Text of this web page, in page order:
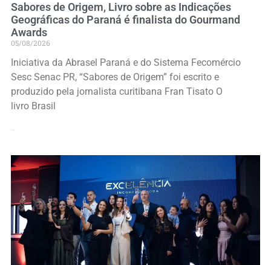
Sabores de Origem, Livro sobre as Indicações
Geográficas do Paraná é finalista do Gourmand
Awards
05/08/2026
Iniciativa da Abrasel Paraná e do Sistema Fecomércio
Sesc Senac PR, “Sabores de Origem” foi escrito e
produzido pela jornalista curitibana Fran Tisato O
livro Brasil